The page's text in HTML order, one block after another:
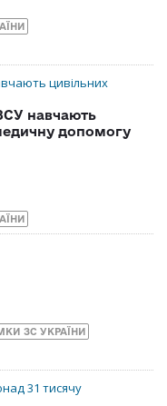
навчають
допомогу
ЗС УКРАЇНИ